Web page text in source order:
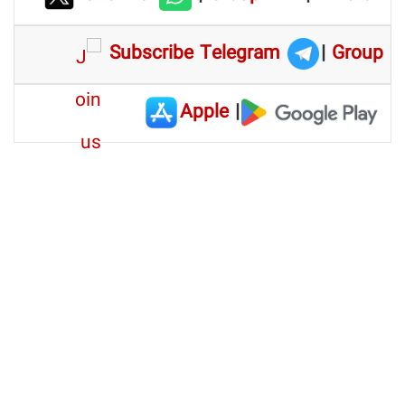
Subscribe Telegram
| Group
|
Apple